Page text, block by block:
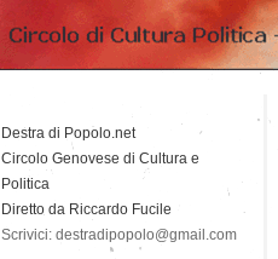
Destra di Popolo.net
Circolo Genovese di Cultura e
Politica
Diretto da Riccardo Fucile
Scrivici: destradipopolo@gmail.com